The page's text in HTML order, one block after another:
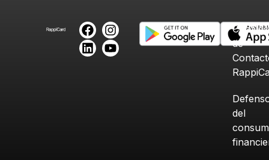
Canales
de
del